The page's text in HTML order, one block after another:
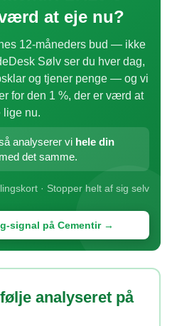
at eje nu?
12-måneders bud — ikke
Sølv ser du hver dag,
og tjener penge — og vi
for den 1 %, der er værd at
lige nu.
analyserer vi hele din
med det samme.
· Stopper helt af sig selv
signal på Cementir →
analyseret på